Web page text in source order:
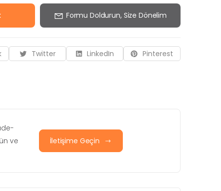
Formu Doldurun, Size Dönelim
Twitter LinkedIn Pinterest
ve
İletişime Geçin